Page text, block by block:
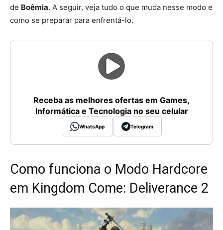
de Boêmia. A seguir, veja tudo o que muda nesse modo e
como se preparar para enfrentá-lo.
Receba as melhores ofertas em Games,
Informática e Tecnologia no seu celular
WhatsApp Telegram
Como funciona o Modo Hardcore
em Kingdom Come: Deliverance 2